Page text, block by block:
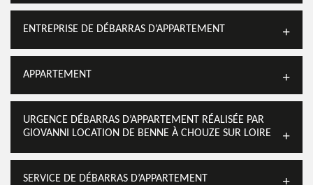
ENTREPRISE DE DÉBARRAS D’APPARTEMENT
APPARTEMENT
URGENCE DÉBARRAS D’APPARTEMENT RÉALISÉE PAR
GIOVANNI LOCATION DE BENNE À CHOUZE SUR LOIRE
SERVICE DE DÉBARRAS D’APPARTEMENT